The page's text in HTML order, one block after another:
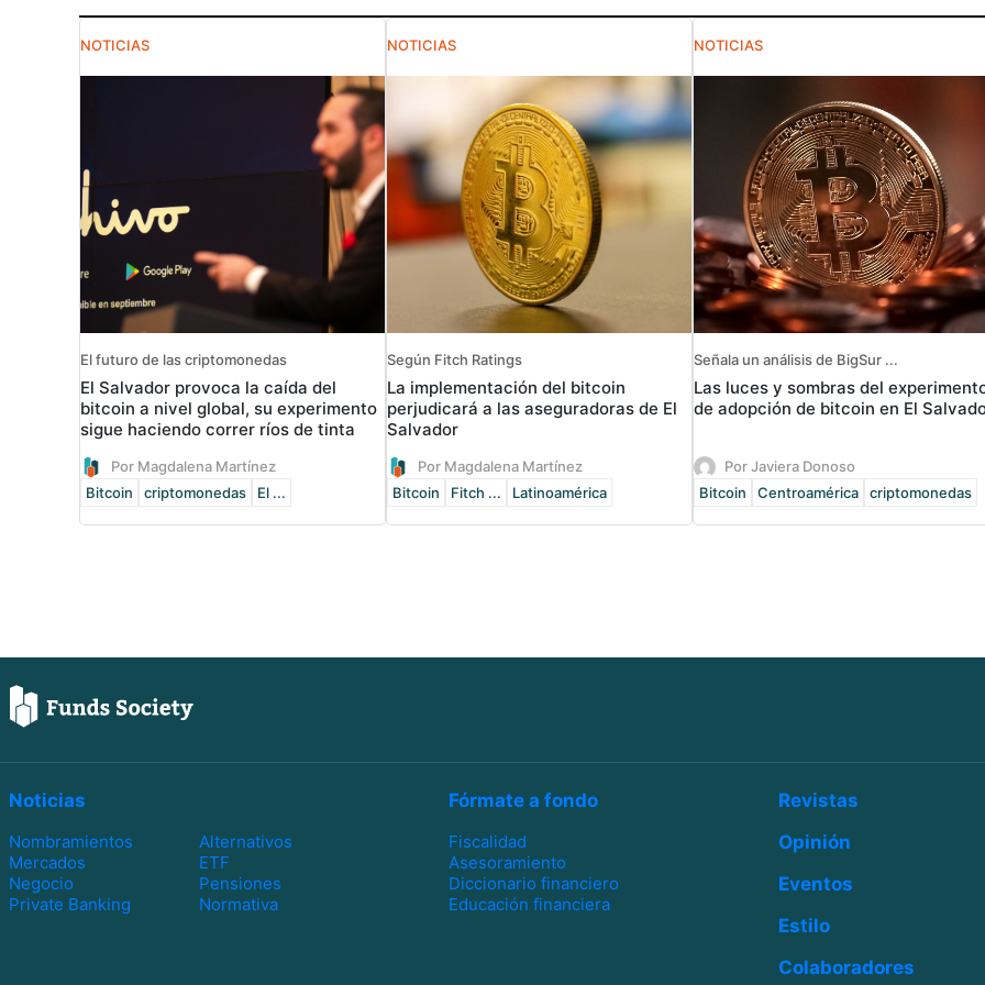
NOTICIAS
El futuro de las criptomonedas
El Salvador provoca la caída del
bitcoin a nivel global, su experimento
sigue haciendo correr ríos de tinta
Por Magdalena Martínez
Bitcoin
criptomonedas El ...
NOTICIAS
Según Fitch Ratings
La implementación del bitcoin
perjudicará a las aseguradoras de El
Salvador
Por Magdalena Martínez
Bitcoin
Fitch ... Latinoamérica
NOTICIAS
Señala un análisis de BigSur ...
Las luces y sombras del
de adopción de bitcoin en El
Por Javiera Donoso
Bitcoin
Centroamérica criptomonedas
Noticias
Nombramientos
Alternativos
Mercados
ETF
Negocio
Pensiones
Private Banking
Normativa
Fórmate a fondo
Fiscalidad
Asesoramiento
Diccionario financiero
Educación financiera
Revistas
Opinión
Eventos
Estilo
Colaboradores